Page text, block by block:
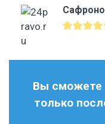
Вы сможете
только